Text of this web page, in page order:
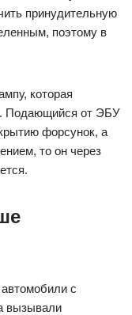
принудительную
поэтому в
которая
Подающийся от ЭБУ
форсунок, а
то он через
с
вызывали